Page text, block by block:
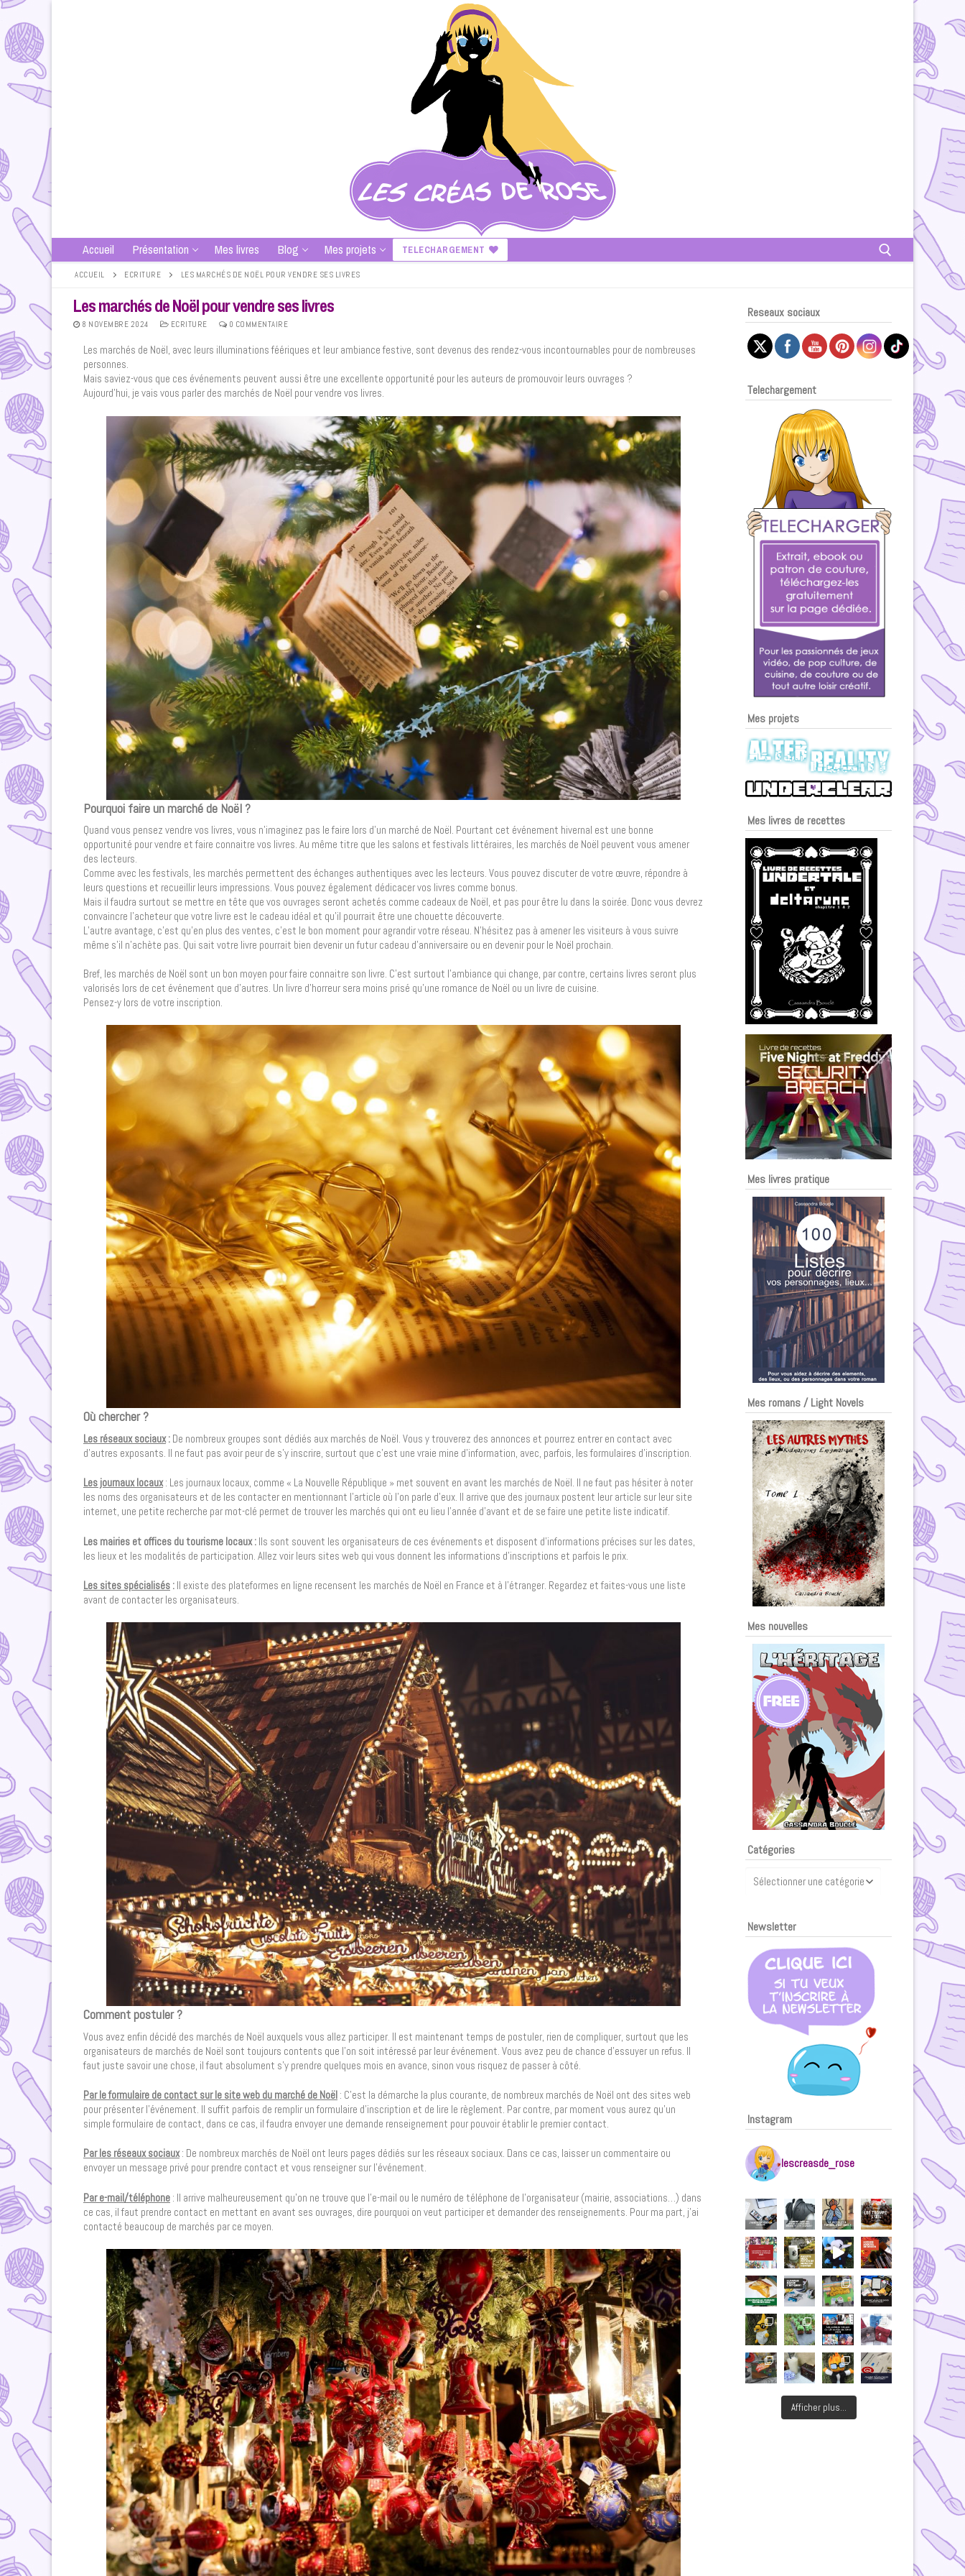
Accueil Présentation Mes livres Blog Mes projets TELECHARGEMENT
ACCUEIL ECRITURE LES MARCHÉS DE NOËL POUR VENDRE SES LIVRES
Les marchés de Noël pour vendre ses livres
8 NOVEMBRE 2024 ECRITURE 0 COMMENTAIRE
Les marchés de Noël, avec leurs illuminations féériques et leur ambiance festive, sont devenus des rendez-vous incontournables pour de nombreuses
personnes.
Mais saviez-vous que ces événements peuvent aussi être une excellente opportunité pour les auteurs de promouvoir leurs ouvrages ?
Aujourd’hui, je vais vous parler des marchés de Noël pour vendre vos livres.
Pourquoi faire un marché de Noël ?
Quand vous pensez vendre vos livres, vous n’imaginez pas le faire lors d’un marché de Noël. Pourtant cet événement hivernal est une bonne
opportunité pour vendre et faire connaitre vos livres. Au même titre que les salons et festivals littéraires, les marchés de Noël peuvent vous amener
des lecteurs.
Comme avec les festivals, les marchés permettent des échanges authentiques avec les lecteurs. Vous pouvez discuter de votre œuvre, répondre à
leurs questions et recueillir leurs impressions. Vous pouvez également dédicacer vos livres comme bonus.
Mais il faudra surtout se mettre en tête que vos ouvrages seront achetés comme cadeaux de Noël, et pas pour être lu dans la soirée. Donc vous devrez
convaincre l’acheteur que votre livre est le cadeau idéal et qu’il pourrait être une chouette découverte.
L’autre avantage, c’est qu’en plus des ventes, c’est le bon moment pour agrandir votre réseau. N’hésitez pas à amener les visiteurs à vous suivre
même s’il n’achète pas. Qui sait votre livre pourrait bien devenir un futur cadeau d’anniversaire ou en devenir pour le Noël prochain.
Bref, les marchés de Noël sont un bon moyen pour faire connaitre son livre. C’est surtout l’ambiance qui change, par contre, certains livres seront plus
valorisés lors de cet événement que d’autres. Un livre d’horreur sera moins prisé qu’une romance de Noël ou un livre de cuisine.
Pensez-y lors de votre inscription.
Où chercher ?
Les réseaux sociaux: De nombreux groupes sont dédiés aux marchés de Noël. Vous y trouverez des annonces et pourrez entrer en contact avec
d’autres exposants. Il ne faut pas avoir peur de s’y inscrire, surtout que c’est une vraie mine d’information, avec, parfois, les formulaires d’inscription.
Les journaux locaux: Les journaux locaux, comme « La Nouvelle République » met souvent en avant les marchés de Noël. Il ne faut pas hésiter à noter
les noms des organisateurs et de les contacter en mentionnant l’article où l’on parle d’eux. Il arrive que des journaux postent leur article sur leur site
internet, une petite recherche par mot-clé permet de trouver les marchés qui ont eu lieu l’année d’avant et de se faire une petite liste indicatif.
Les mairies et offices du tourisme locaux : Ils sont souvent les organisateurs de ces événements et disposent d’informations précises sur les dates,
les lieux et les modalités de participation. Allez voir leurs sites web qui vous donnent les informations d’inscriptions et parfois le prix.
Les sites spécialisés : Il existe des plateformes en ligne recensent les marchés de Noël en France et à l’étranger. Regardez et faites-vous une liste
avant de contacter les organisateurs.
Comment postuler ?
Vous avez enfin décidé des marchés de Noël auxquels vous allez participer. Il est maintenant temps de postuler, rien de compliquer, surtout que les
organisateurs de marchés de Noël sont toujours contents que l’on soit intéressé par leur événement. Vous avez peu de chance d’essuyer un refus. Il
faut juste savoir une chose, il faut absolument s’y prendre quelques mois en avance, sinon vous risquez de passer à côté.
Par le formulaire de contact sur le site web du marché de Noël : C’est la démarche la plus courante, de nombreux marchés de Noël ont des sites web
pour présenter l’événement. Il suffit parfois de remplir un formulaire d’inscription et de lire le règlement. Par contre, par moment vous aurez qu’un
simple formulaire de contact, dans ce cas, il faudra envoyer une demande renseignement pour pouvoir établir le premier contact.
Par les réseaux sociaux: De nombreux marchés de Noël ont leurs pages dédiés sur les réseaux sociaux. Dans ce cas, laisser un commentaire ou
envoyer un message privé pour prendre contact et vous renseigner sur l’événement.
Par e-mail/téléphone : Il arrive malheureusement qu’on ne trouve que l’e-mail ou le numéro de téléphone de l’organisateur (mairie, associations…) dans
ce cas, il faut prendre contact en mettant en avant ses ouvrages, dire pourquoi on veut participer et demander des renseignements. Pour ma part, j’ai
contacté beaucoup de marchés par ce moyen.
Reseaux sociaux
Telechargement
Mes projets
Mes livres de recettes
Mes livres pratique
Mes romans / Light Novels
Mes nouvelles
Catégories
Newsletter
Instagram
lescreasde_rose
Afficher plus...